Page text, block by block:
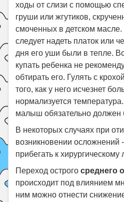
ходы от слизи с помощью
груши или жгутиков,
смоченных в детском
следует надеть платок или
дня его уши были в тепле.
купать ребенка не
обтирать его. Гулять с
того, как у него исчезнет
нормализуется
малыш обязательно должен
В некоторых случаях при
возникновении осложнений
прибегать к
Переход острогосреднего
происходит под влиянием
ним можно отнести